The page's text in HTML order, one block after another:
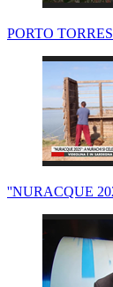
PORTO
''NURACQUE